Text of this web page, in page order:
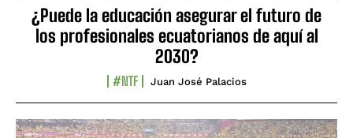
¿Puede la educación asegurar el futuro de
los profesionales ecuatorianos de aquí al
2030?
#NTF Juan José Palacios